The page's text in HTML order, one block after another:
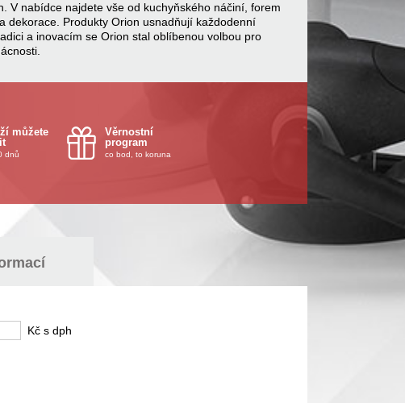
V nabídce najdete vše od kuchyňského náčiní, forem
dekorace. Produkty Orion usnadňují každodenní
a inovacím se Orion stal oblíbenou volbou pro
můžete
dnů
Věrnostní
program
co bod, to koruna
Kč s dph